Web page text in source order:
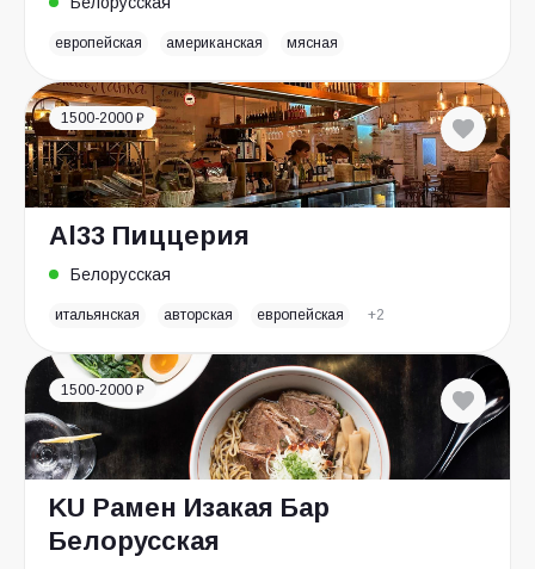
европейская американская мясная
1500-2000 ₽
Al33 Пиццерия
Белорусская
итальянская авторская европейская +2
1500-2000 ₽
KU Рамен Изакая Бар
Белорусская